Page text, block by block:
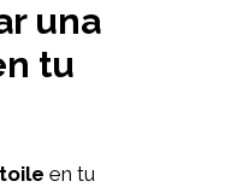
una
tu
en tu